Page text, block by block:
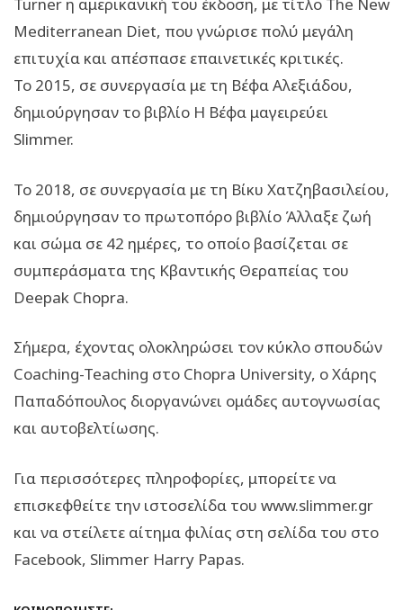
Turner η αμερικανική του έκδοση, με τίτλο The New
Mediterranean Diet, που γνώρισε πολύ μεγάλη
επιτυχία και απέσπασε επαινετικές κριτικές.
Το 2015, σε συνεργασία με τη Βέφα Αλεξιάδου,
δημιούργησαν το βιβλίο Η Βέφα μαγειρεύει
Slimmer.
Το 2018, σε συνεργασία με τη Βίκυ Χατζηβασιλείου,
δημιούργησαν το πρωτοπόρο βιβλίο Άλλαξε ζωή
και σώμα σε 42 ημέρες, το οποίο βασίζεται σε
συμπεράσματα της Κβαντικής Θεραπείας του
Deepak Chopra.
Σήμερα, έχοντας ολοκληρώσει τον κύκλο σπουδών
Coaching-Teaching στο Chopra University, ο Χάρης
Παπαδόπουλος διοργανώνει ομάδες αυτογνωσίας
και αυτοβελτίωσης.
Για περισσότερες πληροφορίες, μπορείτε να
επισκεφθείτε την ιστοσελίδα του www.slimmer.gr
και να στείλετε αίτημα φιλίας στη σελίδα του στο
Facebook, Slimmer Harry Papas.